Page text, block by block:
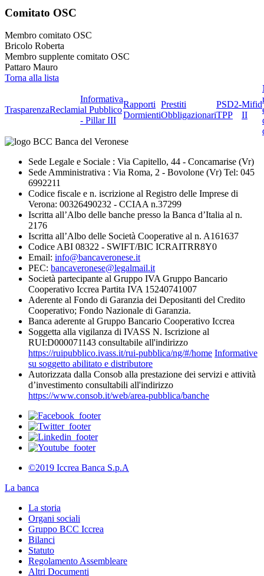
Comitato OSC
Membro comitato OSC
Bricolo Roberta
Membro supplente comitato OSC
Pattaro Mauro
Torna alla lista
TrasparenzaReclami
Informativa
al Pubblico
- Pillar III
Rapporti
Dormienti
Prestiti
Obbligazionari
PSD2-
TPP
Mifid
II
Sede Legale e Sociale : Via Capitello, 44 - Concamarise (Vr)
Sede Amministrativa : Via Roma, 2 - Bovolone (Vr) Tel: 045
6992211
Codice fiscale e n. iscrizione al Registro delle Imprese di
Verona: 00326490232 - CCIAA n.37299
Iscritta all’Albo delle banche presso la Banca d’Italia al n.
2176
Iscritta all’Albo delle Società Cooperative al n. A161637
Codice ABI 08322 - SWIFT/BIC ICRAITRR8Y0
Email: info@bancaveronese.it
PEC: bancaveronese@legalmail.it
Società partecipante al Gruppo IVA Gruppo Bancario
Cooperativo Iccrea Partita IVA 15240741007
Aderente al Fondo di Garanzia dei Depositanti del Credito
Cooperativo; Fondo Nazionale di Garanzia.
Banca aderente al Gruppo Bancario Cooperativo Iccrea
Soggetta alla vigilanza di IVASS N. Iscrizione al
RUI:D000071143 consultabile all'indirizzo
https://ruipubblico.ivass.it/rui-pubblica/ng/#/home Informative
su soggetto abilitato e distributore
Autorizzata dalla Consob alla prestazione dei servizi e attività
d’investimento consultabili all'indirizzo
https://www.consob.it/web/area-pubblica/banche
©2019 Iccrea Banca S.p.A
La banca
La storia
Organi sociali
Gruppo BCC Iccrea
Bilanci
Statuto
Regolamento Assembleare
Altri Documenti